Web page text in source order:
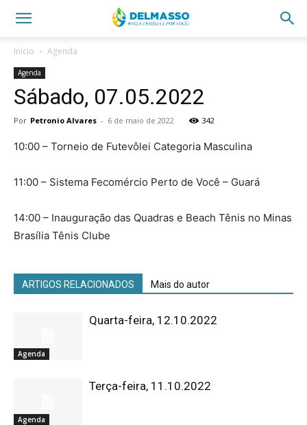
Início Agenda
Agenda
Sábado, 07.05.2022
Por Petronio Alvares - 6 de maio de 2022 342
10:00 – Torneio de Futevôlei Categoria Masculina
11:00 – Sistema Fecomércio Perto de Você – Guará
14:00 – Inauguração das Quadras e Beach Tênis no Minas
Brasília Tênis Clube
ARTIGOS RELACIONADOS Mais do autor
Agenda
Quarta-feira, 12.10.2022
Agenda
Terça-feira, 11.10.2022